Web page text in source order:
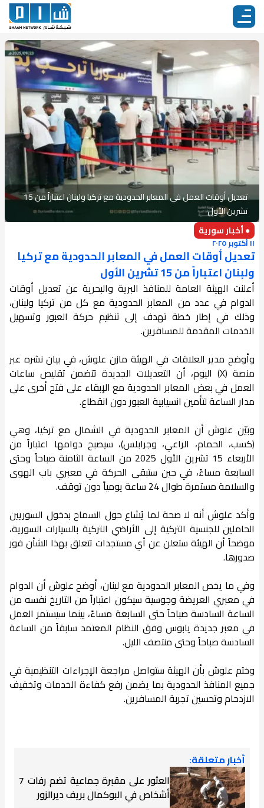
تعديل أوقات العمل في المعابر الحدودية مع تركيا ولبنان اعتباراً من 15
تشرين الأول
● أخبار سورية
١١ أكتوبر ٢٠٢٥
تعديل أوقات العمل في المعابر الحدودية مع تركيا
ولبنان اعتباراً من 15 تشرين الأول
أعلنت الهيئة العامة للمنافذ البرية والبحرية عن تعديل أوقات
الدوام في عدد من المعابر الحدودية مع كل من تركيا ولبنان،
وذلك في إطار خطة تهدف إلى تنظيم حركة العبور وتسهيل
الخدمات المقدمة للمسافرين.
وأوضح مدير العلاقات في الهيئة مازن علوش، في بيان نشره عبر
منصة (X) اليوم، أن التعديلات الجديدة تتضمن تقليص ساعات
العمل في بعض المعابر الحدودية مع الإبقاء على فتح أخرى على
مدار الساعة لتأمين انسيابية العبور دون انقطاع.
وبيّن علوش أن المعابر الحدودية في الشمال مع تركيا، وهي
(كسب، الحمام، الراعي، وجرابلس)، سيصبح دوامها اعتباراً من
الأربعاء 15 تشرين الأول 2025 من الساعة الثامنة صباحاً وحتى
السابعة مساءً، في حين ستبقى الحركة في معبري باب الهوى
والسلامة مستمرة طوال 24 ساعة يومياً دون توقف.
وأكد علوش أنه لا صحة لما يُشاع حول السماح بدخول السوريين
الحاملين للجنسية التركية إلى الأراضي التركية بالسيارات السورية،
موضحاً أن الهيئة ستعلن عن أي مستجدات تتعلق بهذا الشأن فور
صدورها.
وفي ما يخص المعابر الحدودية مع لبنان، أوضح علوش أن الدوام
في معبري العريضة وجوسية سيكون اعتباراً من التاريخ نفسه من
الساعة السادسة صباحاً حتى السابعة مساءً، بينما سيستمر العمل
في معبر جديدة يابوس وفق النظام المعتمد سابقاً من الساعة
السادسة صباحاً وحتى منتصف الليل.
وختم علوش بأن الهيئة ستواصل مراجعة الإجراءات التنظيمية في
جميع المنافذ الحدودية بما يضمن رفع كفاءة الخدمات وتخفيف
الازدحام وتحسين تجربة المسافرين.
أخبار متعلقة:
العثور على مقبرة جماعية تضم رفات 7
أشخاص في البوكمال بريف ديرالزور